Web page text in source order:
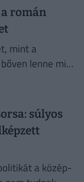
a román
mint a
lenne min
súlyos
a közép-